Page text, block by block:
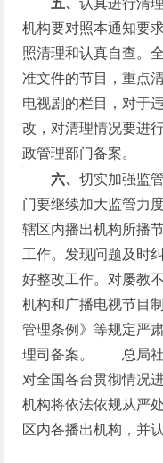
五、认真进行清
机构要对照本通知要
照清理和认真自查。
准文件的节目，重点
电视剧的栏目，对于
改，对清理情况要进
政管理部门备案。
六、切实加强监
门要继续加大监管力
辖区内播出机构所播
工作。发现问题及时
好整改工作。对屡教
机构和广播电视节目
管理条例》等规定严
理司备案。　　总局
对全国各台贯彻情况
机构将依法依规从严
区内各播出机构，并